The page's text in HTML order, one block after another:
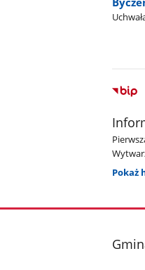
Pokaż